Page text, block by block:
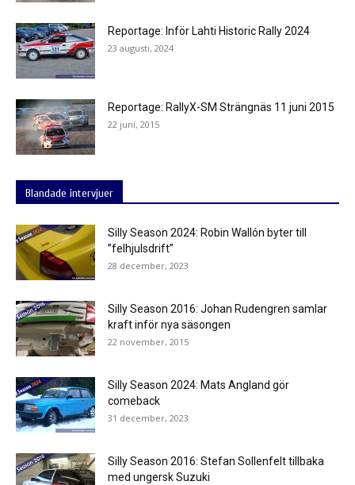
Reportage: Inför Lahti Historic Rally 2024
23 augusti, 2024
Reportage: RallyX-SM Strängnäs 11 juni 2015
22 juni, 2015
Blandade intervjuer
Silly Season 2024: Robin Wallón byter till
”felhjulsdrift”
28 december, 2023
Silly Season 2016: Johan Rudengren samlar
kraft inför nya säsongen
22 november, 2015
Silly Season 2024: Mats Angland gör
comeback
31 december, 2023
Silly Season 2016: Stefan Sollenfelt tillbaka
med ungersk Suzuki